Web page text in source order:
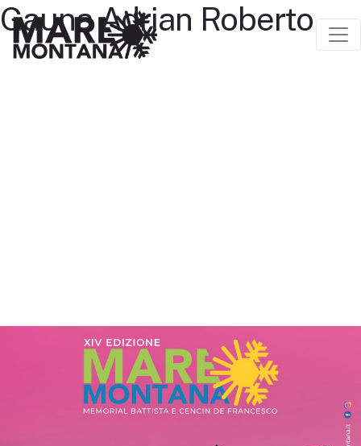
Gauna Adrian Roberto